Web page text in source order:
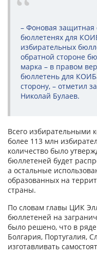
– Фоновая защитная
бюллетенях для
избирательных
обратной стороне
марка – в правом
бюллетень для
сторону, – отметил
Николай Булаев.
Всего избирательными
более 113 млн
количество было
бюллетеней будет
а остальные
образованных на
страны.
По словам главы ЦИК
бюллетеней на
было решено, что в
Болгария, Португалия,
изготавливать